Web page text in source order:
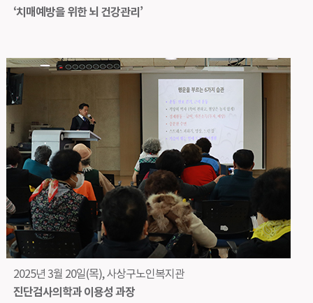
‘치매예방을 위한 뇌 건강관리’
2025년 3월 20일(목), 사상구노인복지관
진단검사의학과 이용성 과장